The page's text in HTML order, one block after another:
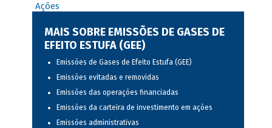
Ações
MAIS SOBRE EMISSÕES DE GASES DE
EFEITO ESTUFA (GEE)
Emissões de Gases de Efeito Estufa (GEE)
Emissões evitadas e removidas
Emissões das operações financiadas
Emissões da carteira de investimento em ações
Emissões administrativas